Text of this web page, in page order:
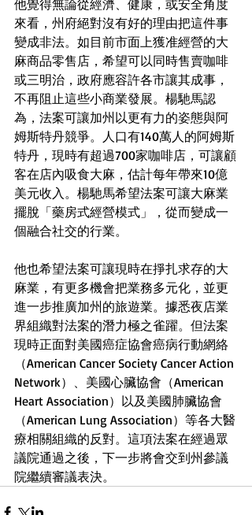
他覺得無論從經濟、健康，或安全角度
來看，州府絕對沒有好的理由把這件事
變成非法。如目前市面上獲准經營的大
麻商品零售店，希望可以同時售賣咖啡
或三明治，政府應容許各市讓其成事，
不再阻止這些小商業發展。楊馳馬認
為，法案可讓加州以更有力的姿態與阿
姆斯特丹競爭。人口有140萬人的阿姆斯
特丹，現時有超過700家咖啡店，可讓顧
客在店內吸食大麻，估計每年帶來10億
美元收入。楊馳馬希望法案可讓大麻業
擺脫「藥房式經營模式」，從而變成一
個融合社交的行業。
他也希望法案可讓現時在掙扎求存的大
麻業，有更多機會把業務多元化，並更
進一步推廣加州的旅遊業。據悉夜店業
界組織對法案的潛力極之雀躍。但法案
現時正面對美國癌症協會癌病行動網絡
（American Cancer Society Cancer Action
Network）、美國心臟協會（American
Heart Association）以及美國肺臟協會
（American Lung Association）等各大醫
療相關組織的反對。這項法案在經過眾
議院通過之後，下一步將會交到州參議
院繼續審議表決。